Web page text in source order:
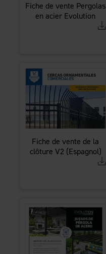
Fiche de vente Pergolas
en acier Evolution
Fiche de vente de la
clôture V2 (Espagnol)